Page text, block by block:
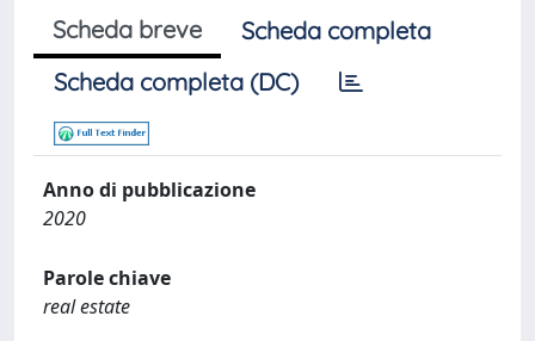
Scheda breve
Scheda completa
Scheda completa (DC)
Anno di pubblicazione
2020
Parole chiave
real estate